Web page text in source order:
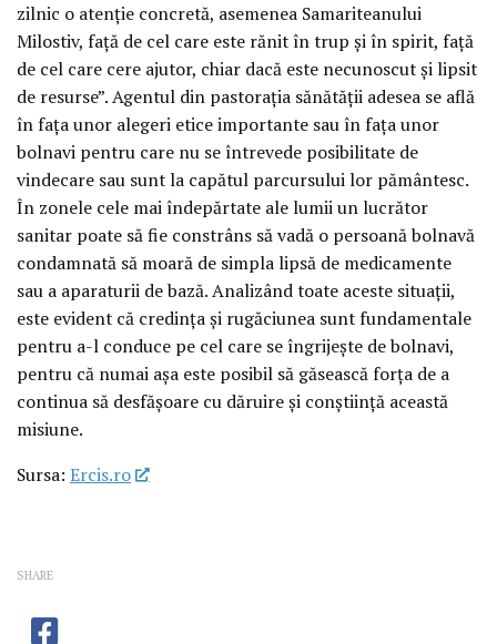
zilnic o atenţie concretă, asemenea Samariteanului
Milostiv, faţă de cel care este rănit în trup şi în spirit, faţă
de cel care cere ajutor, chiar dacă este necunoscut şi lipsit
de resurse”. Agentul din pastoraţia sănătăţii adesea se află
în faţa unor alegeri etice importante sau în faţa unor
bolnavi pentru care nu se întrevede posibilitate de
vindecare sau sunt la capătul parcursului lor pământesc.
În zonele cele mai îndepărtate ale lumii un lucrător
sanitar poate să fie constrâns să vadă o persoană bolnavă
condamnată să moară de simpla lipsă de medicamente
sau a aparaturii de bază. Analizând toate aceste situaţii,
este evident că credinţa şi rugăciunea sunt fundamentale
pentru a-l conduce pe cel care se îngrijeşte de bolnavi,
pentru că numai aşa este posibil să găsească forţa de a
continua să desfăşoare cu dăruire şi conştiinţă această
misiune.
Sursa: Ercis.ro
SHARE